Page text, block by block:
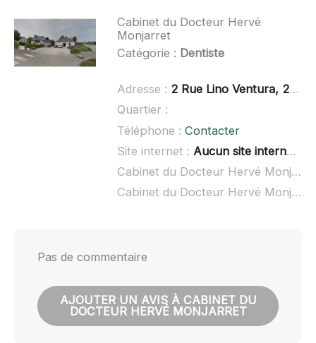
Cabinet du Docteur Hervé
Monjarret
Catégorie : Dentiste
Adresse : 2 Rue Lino Ventura, 22970 Ploumagoar
Quartier :
Téléphone : Contacter
Site internet : Aucun site internet connu
Cabinet du Docteur Hervé Monjarret à domicile :
Cabinet du Docteur Hervé Monjarret ouvert dimanche :
Pas de commentaire
AJOUTER UN AVIS À CABINET DU
DOCTEUR HERVÉ MONJARRET